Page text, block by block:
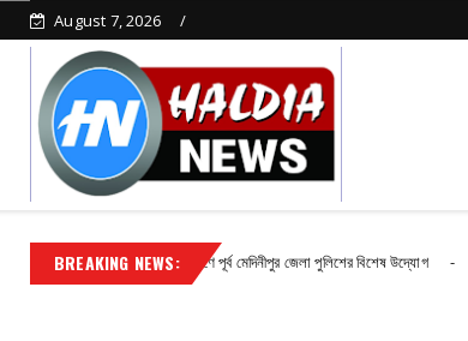
August 7, 2026
BREAKING NEWS:
বৃদ্ধির প্রশিক্ষণে পূর্ব মেদিনীপুর জেলা পুলিশের বিশেষ উদ্যোগ Contact